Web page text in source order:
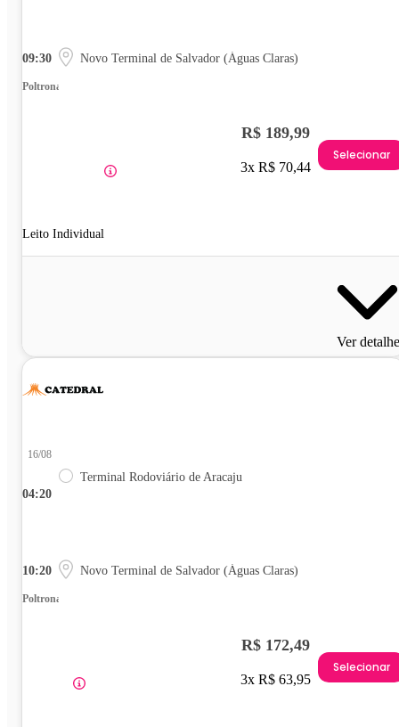
09:30 Novo Terminal de Salvador (Águas Claras)
Poltrona
Leito Individual
R$ 189,99
3x R$ 70,44
Selecionar
Ver
04:20
16/08
Terminal Rodoviário de Aracaju
10:20 Novo Terminal de Salvador (Águas Claras)
Poltrona
R$ 172,49
3x R$ 63,95
Selecionar